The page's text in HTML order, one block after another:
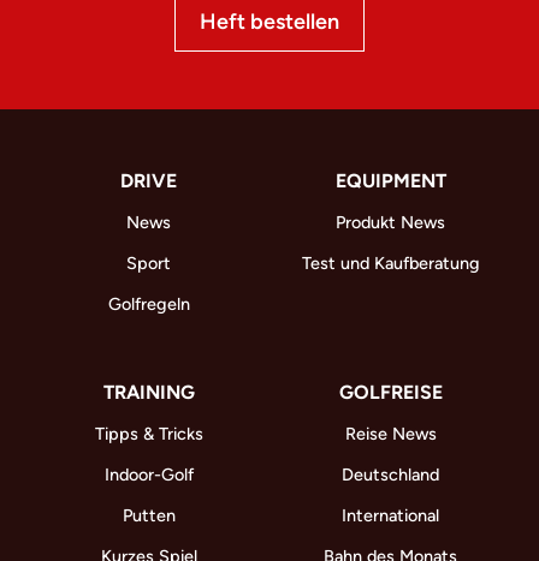
Heft bestellen
DRIVE
News
Sport
Golfregeln
EQUIPMENT
Produkt News
Test und Kaufberatung
TRAINING
Tipps & Tricks
Indoor-Golf
Putten
Kurzes Spiel
GOLFREISE
Reise News
Deutschland
International
Bahn des Monats